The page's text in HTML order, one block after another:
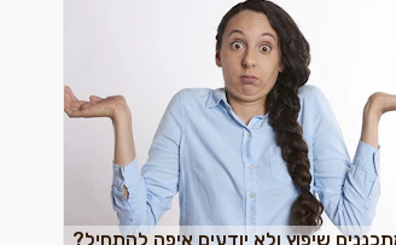
שיפוץ ולא יודעים איפה להתחיל?